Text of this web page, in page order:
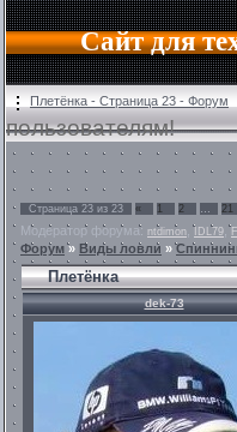
Сайт для
Плетёнка - Страница 23 - Форум
пользователям!
Страница 23 из 23 « 1 2 … 21
Модератор форума: ntdimon , IDL79 ,
Форум» Виды ловли »
Плетёнка
dek-73